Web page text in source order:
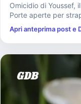
Omicidio di Youssef,
Porte aperte per
Apri anteprima post e